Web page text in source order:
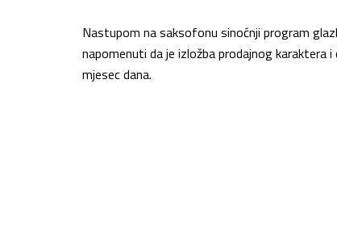
Nastupom na saksofonu sinoćnji program
napomenuti da je izložba prodajnog karaktera
mjesec dana.